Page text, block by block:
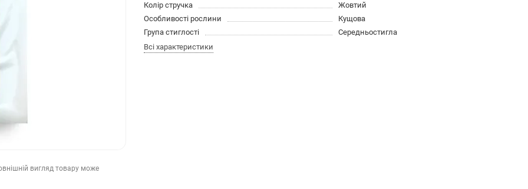
вигляд товару може
Колір стручка
Жовтий
Особливості рослини
Кущова
Група стиглості
Середньостигла
Всі характеристики